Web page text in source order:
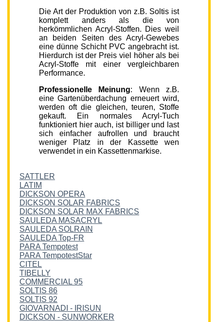
Die Art der Produktion von z.B. Soltis ist
komplett anders als die von
herkömmlichen Acryl-Stoffen. Dies weil
an beiden Seiten des Acryl-Gewebes
eine dünne Schicht PVC angebracht ist.
Hierdurch ist der Preis viel höher als bei
Acryl-Stoffe mit einer vergleichbaren
Performance.
Professionelle Meinung: Wenn z.B.
eine Gartenüberdachung erneuert wird,
werden oft die gleichen, teuren, Stoffe
gekauft. Ein normales Acryl-Tuch
funktioniert hier auch, ist billiger und last
sich einfacher aufrollen und braucht
weniger Platz in der Kassette wen
verwendet in ein Kassettenmarkise.
SATTLER
LATIM
DICKSON OPERA
DICKSON SOLAR FABRICS
DICKSON SOLAR MAX FABRICS
SAULEDA MASACRYL
SAULEDA SOLRAIN
SAULEDA Top-FR
PARA Tempotest
PARA TempotestStar
CITEL
TIBELLY
COMMERCIAL 95
SOLTIS 86
SOLTIS 92
GIOVARNADI - IRISUN
DICKSON - SUNWORKER